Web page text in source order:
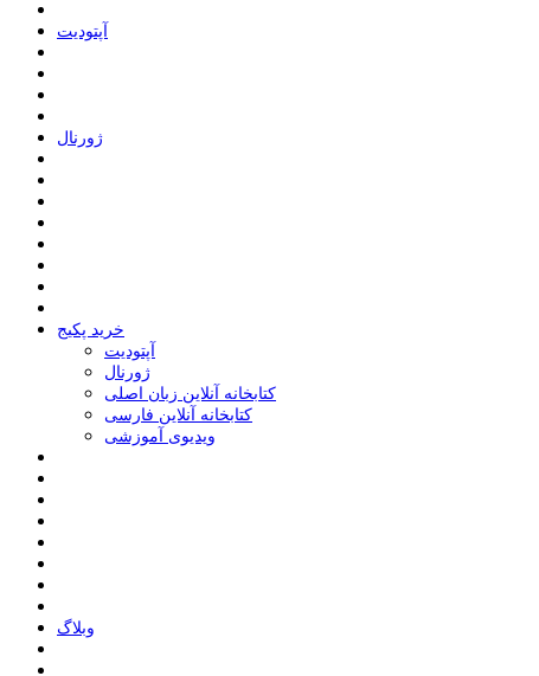
ﺁﭘﺘﻮﺩﯾﺖ
ﮊﻭﺭﻧﺎﻝ
خرید پکیج
ﺁﭘﺘﻮﺩﯾﺖ
ﮊﻭﺭﻧﺎﻝ
کتابخانه آنلاین زبان اصلی
کتابخانه آنلاین فارسی
ویدیوی آموزشی
وبلاگ